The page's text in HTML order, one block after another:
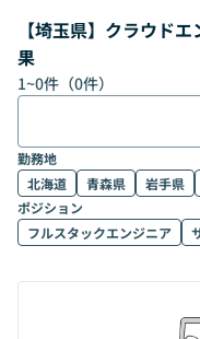
【埼玉県】クラウド
果
1~0件（0件）
勤務地
北海道
青森県 岩手県
ポジション
フルスタックエンジニア